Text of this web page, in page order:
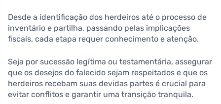
Desde a identificação dos herdeiros até o processo de
inventário e partilha, passando pelas implicações
fiscais, cada etapa requer conhecimento e atenção.
Seja por sucessão legítima ou testamentária, assegurar
que os desejos do falecido sejam respeitados e que os
herdeiros recebam suas devidas partes é crucial para
evitar conflitos e garantir uma transição tranquila.